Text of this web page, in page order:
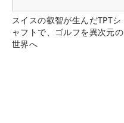
スイスの叡智が生んだTPTシ
ャフトで、ゴルフを異次元の
世界へ